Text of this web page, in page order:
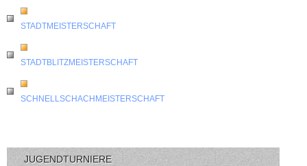
STADTMEISTERSCHAFT
STADTBLITZMEISTERSCHAFT
SCHNELLSCHACHMEISTERSCHAFT
JUGENDTURNIERE